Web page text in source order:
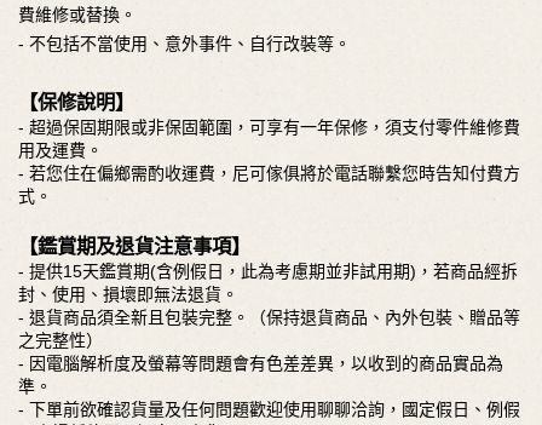
費維修或替換。
- 不包括不當使用、意外事件、自行改裝等。
【保修說明】
- 超過保固期限或非保固範圍，可享有一年保修，須支付零件維修費
用及運費。
- 若您住在偏鄉需酌收運費，尼可傢俱將於電話聯繫您時告知付費方
式。
【鑑賞期及退貨注意事項】
- 提供15天鑑賞期(含例假日，此為考慮期並非試用期)，若商品經拆
封、使用、損壞即無法退貨。
- 退貨商品須全新且包裝完整。（保持退貨商品、內外包裝、贈品等
之完整性）
- 因電腦解析度及螢幕等問題會有色差差異，以收到的商品實品為
準。
- 下單前欲確認貨量及任何問題歡迎使用聊聊洽詢，國定假日、例假